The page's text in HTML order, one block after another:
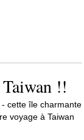
!!
cette île charmante
voyage à Taiwan